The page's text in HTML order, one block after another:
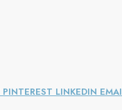
PINTEREST LINKEDIN